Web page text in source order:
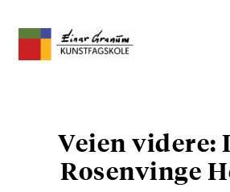
Veien videre:
Rosenvinge